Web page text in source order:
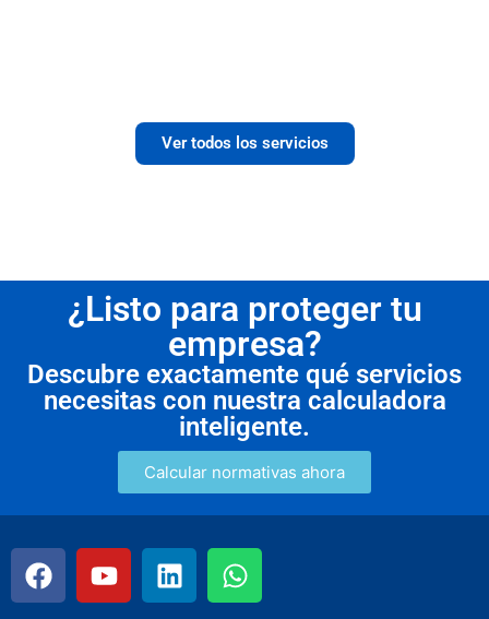
Ver todos los servicios
¿Listo para proteger tu
empresa?
Descubre exactamente qué servicios
necesitas con nuestra calculadora
inteligente.
Calcular normativas ahora